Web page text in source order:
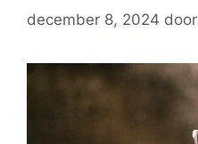
december 8, 2024 door